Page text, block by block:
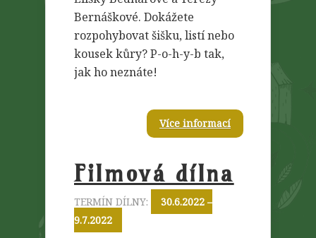
Bernáškové. Dokážete
rozpohybovat šišku, listí nebo
kousek kůry? P-o-h-y-b tak,
jak ho neznáte!
Více informací
Filmová dílna
TERMÍN DÍLNY:
30.6.2022 –
9.7.2022